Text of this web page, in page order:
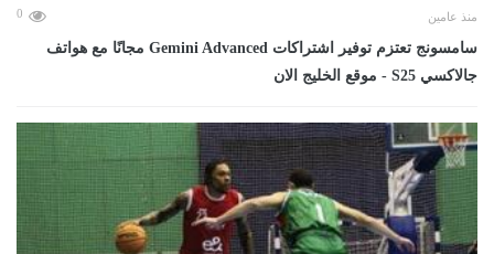
منذ عامين 0
سامسونج تعتزم توفير اشتراكات Gemini Advanced مجانًا مع هواتف
جالاكسي S25 - موقع الخليج الان